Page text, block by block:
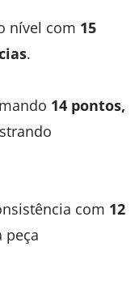
nível com 15
.
14 pontos,
com 12
peça